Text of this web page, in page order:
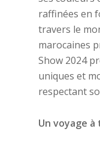
raffinées en
travers le
marocaines
Show 2024
uniques et
respectant
Un voyage à